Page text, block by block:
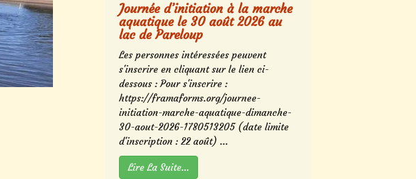
Journée d’initiation à la marche
aquatique le 30 août 2026 au
lac de Pareloup
Les personnes intéressées peuvent
s'inscrire en cliquant sur le lien ci-
dessous : Pour s'inscrire :
https://framaforms.org/journee-
initiation-marche-aquatique-dimanche-
30-aout-2026-1780513205 (date limite
d'inscription : 22 août) ...
Lire La Suite…